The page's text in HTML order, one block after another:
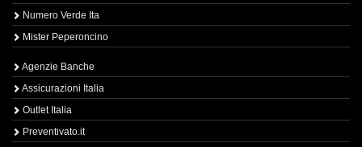
Numero Verde Ita
Mister Peperoncino
Agenzie Banche
Assicurazioni Italia
Outlet Italia
Preventivato.it